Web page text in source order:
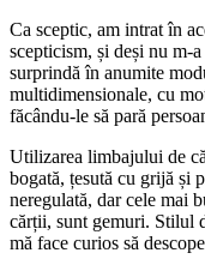
Ca sceptic, am intrat în
scepticism, și deși nu m-
surprindă în anumite
multidimensionale, cu
făcându-le să pară
Utilizarea limbajului de
bogată, țesută cu grijă și
neregulată, dar cele mai
cărții, sunt gemuri. Stilul
mă face curios să